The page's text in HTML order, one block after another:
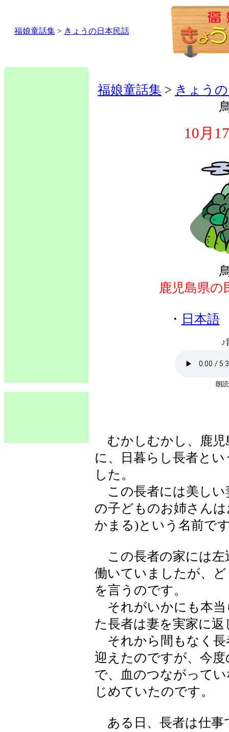
福娘童話集> きょうの日本民話
福娘童話集 > きょう
10月
鹿児島県の
・ 日本語
♪
朗
むかしむかし、鹿児
に、日暮らし長者と
した。
この長者には美しい
の子どものお姉さん
かまる)という名前で
この長者の家には左
働いていましたが、
を言うのです。
それがいかにも本当
た長者は妻を実家に
それから間もなく長
迎えたのですが、今
で、血のつながって
じめていたのです。
ある日、長者は仕事